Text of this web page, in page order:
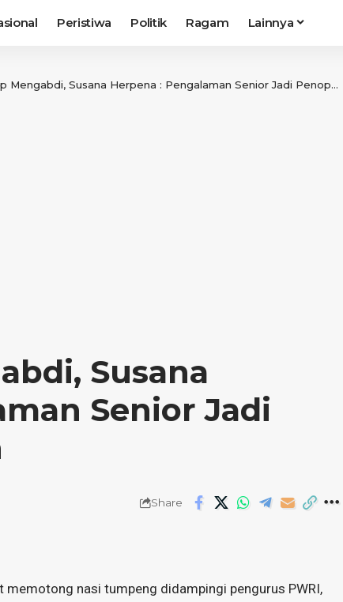
Peristiwa Politik Ragam Lainnya
Susana Herpena : Pengalaman Senior Jadi Penopang Daerah
Susana
Senior Jadi
Share
memotong nasi tumpeng didampingi pengurus PWRI,